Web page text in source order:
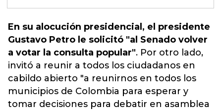
En su alocución presidencial, el presidente
Gustavo Petro le solicitó "al Senado volver
a votar la consulta popular". Por otro lado,
invitó a reunir a todos los ciudadanos en
cabildo abierto "a reunirnos en todos los
municipios de Colombia para esperar y
tomar decisiones para debatir en asamblea